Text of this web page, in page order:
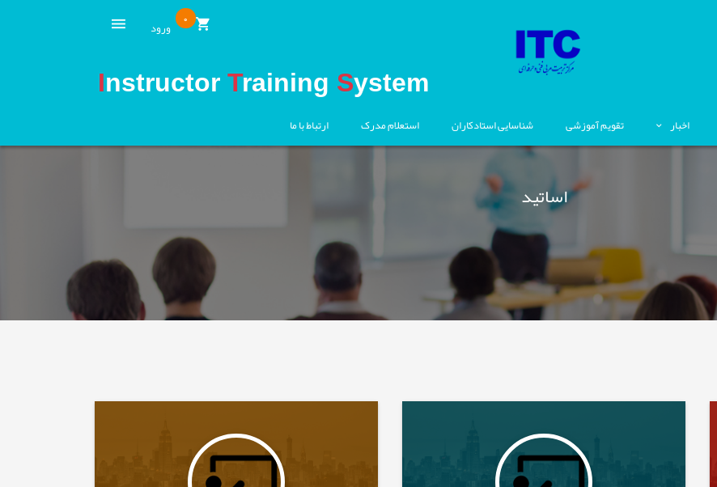
0 ورود
Instructor Training System
اخبار تقویم آموزشی شناسایی استادکاران استعلام مدرک ارتباط با ما
اساتید